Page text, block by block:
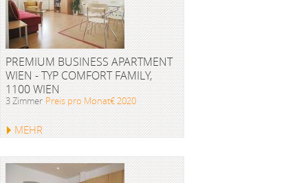
PREMIUM BUSINESS APARTMENT
WIEN - TYP COMFORT FAMILY,
1100 WIEN
3 Zimmer Preis pro Monat€ 2020
MEHR